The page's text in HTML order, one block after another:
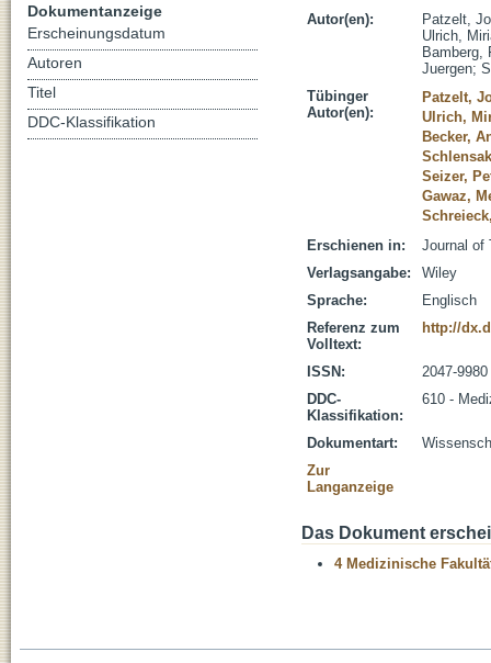
Autor(en):
Patzelt,
Ulrich,
Bamberg,
Juergen;
Tübinger
Autor(en):
Patzelt,
Ulrich,
Becker,
Seizer,
Gawaz,
Erschienen in:
Journal of
Verlagsangabe:
Wiley
Sprache:
Englisch
Referenz zum
Volltext:
http://
ISSN:
2047-9980
DDC-
Klassifikation:
610 -
Dokumentart:
Zur
Langanzeige
Das Dokument
4 Medizinische
Dokumentanzeige
Erscheinungsdatum
Autoren
Titel
DDC-Klassifikation